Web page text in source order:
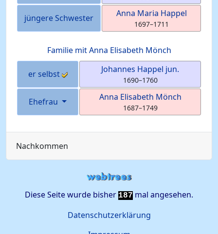
jüngere Schwester Anna Maria Happel
1697–1711
Familie mitAnna Elisabeth Mönch
er selbst Johannes Happel jun.
1690–1760
Ehefrau Anna Elisabeth Mönch
1687–1749
Nachkommen
Diese Seite wurde bisher 187 mal angesehen.
Datenschutzerklärung